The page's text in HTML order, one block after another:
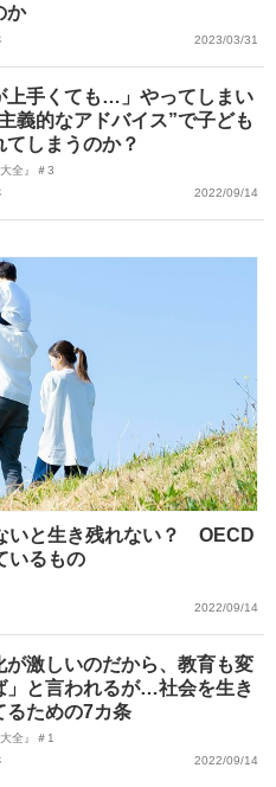
か
2023/03/31
上手くても…」やってしまい
義的なアドバイス”で子ども
しまうのか？
全』＃3
2022/09/14
いと生き残れない？ OECD
いるもの
2022/09/14
が激しいのだから、教育も変
」と言われるが…社会を生き
るための7カ条
全』＃1
2022/09/14